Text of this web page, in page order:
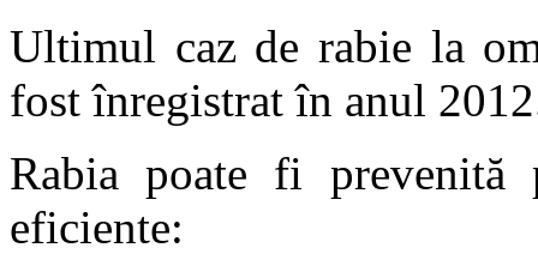
Ultimul caz de rabie la
fost înregistrat în anul
Rabia poate fi
eficiente: